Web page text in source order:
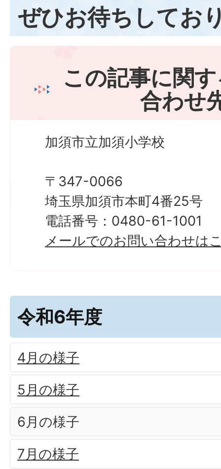
ぜひお待ちしてお
この記事に関
合わせ
加須市立加須小学校
〒347-0066
埼玉県加須市本町4番25号
電話番号：0480-61-1001
メールでのお問い合わせは
令和6年度
4月の様子
5月の様子
6月の様子
7月の様子